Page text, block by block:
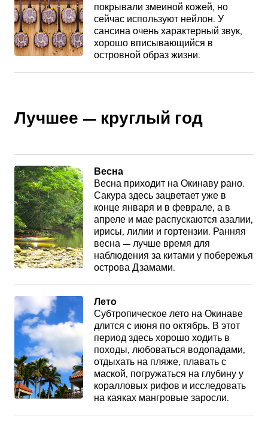
покрывали змеиной кожей, но
сейчас используют нейлон. У
сансина очень характерный звук,
хорошо вписывающийся в
островной образ жизни.
Лучшее — круглый год
Весна
Весна приходит на Окинаву рано.
Сакура здесь зацветает уже в
конце января и в феврале, а в
апреле и мае распускаются азалии,
ирисы, лилии и гортензии. Ранняя
весна — лучше время для
наблюдения за китами у побережья
острова Дзамами.
Лето
Субтропическое лето на Окинаве
длится с июня по октябрь. В этот
период здесь хорошо ходить в
походы, любоваться водопадами,
отдыхать на пляже, плавать с
маской, погружаться на глубину у
коралловых рифов и исследовать
на каяках мангровые заросли.